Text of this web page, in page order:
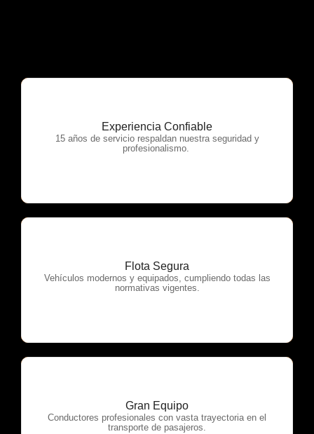
Experiencia Confiable
15 años de servicio respaldan nuestra seguridad y
profesionalismo.
OTP Servicios
Flota Segura
Vehículos modernos y equipados, cumpliendo todas las
normativas vigentes.
OTP Servicios
Gran Equipo
Conductores profesionales con vasta trayectoria en el
transporte de pasajeros.
OTP Servicios